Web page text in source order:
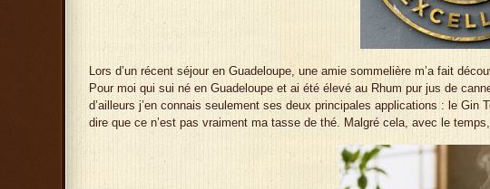
Lors d’un récent séjour en Guadeloupe, une amie sommelière m’a fait
Pour moi qui sui né en Guadeloupe et ai été élevé au Rhum pur jus de
d’ailleurs j’en connais seulement ses deux principales applications : le Gin
dire que ce n’est pas vraiment ma tasse de thé. Malgré cela, avec le